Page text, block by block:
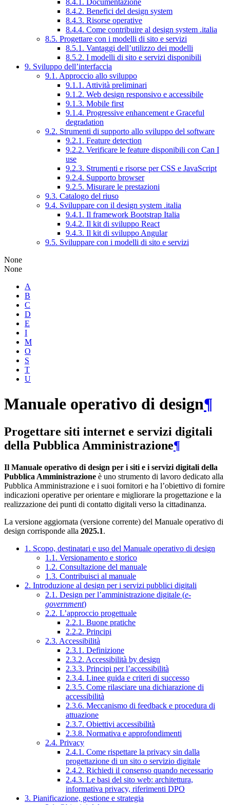
8.4.1. Documentazione
8.4.2. Benefici del design system
8.4.3. Risorse operative
8.4.4. Come contribuire al design system .italia
8.5. Progettare con i modelli di sito e servizi
8.5.1. Vantaggi dell’utilizzo dei modelli
8.5.2. I modelli di sito e servizi disponibili
9. Sviluppo dell’interfaccia
9.1. Approccio allo sviluppo
9.1.1. Attività preliminari
9.1.2. Web design responsivo e accessibile
9.1.3. Mobile first
9.1.4. Progressive enhancement e Graceful
degradation
9.2. Strumenti di supporto allo sviluppo del software
9.2.1. Feature detection
9.2.2. Verificare le feature disponibili con Can I
use
9.2.3. Strumenti e risorse per CSS e JavaScript
9.2.4. Supporto browser
9.2.5. Misurare le prestazioni
9.3. Catalogo del riuso
9.4. Sviluppare con il design system .italia
9.4.1. Il framework Bootstrap Italia
9.4.2. Il kit di sviluppo React
9.4.3. Il kit di sviluppo Angular
9.5. Sviluppare con i modelli di sito e servizi
None
None
A
B
C
D
E
I
M
O
S
T
U
Manuale operativo di design¶
Progettare siti internet e servizi digitali
della Pubblica Amministrazione¶
Il Manuale operativo di design per i siti e i servizi digitali della
Pubblica Amministrazione è uno strumento di lavoro dedicato alla
Pubblica Amministrazione e i suoi fornitori e ha l’obiettivo di fornire
indicazioni operative per orientare e migliorare la progettazione e la
realizzazione dei punti di contatto digitali verso la cittadinanza.
La versione aggiornata (versione corrente) del Manuale operativo di
design corrisponde alla 2025.1.
1. Scopo, destinatari e uso del Manuale operativo di design
1.1. Versionamento e storico
1.2. Consultazione del manuale
1.3. Contribuisci al manuale
2. Introduzione al design per i servizi pubblici digitali
2.1. Design per l’amministrazione digitale (e-
government)
2.2. L’approccio progettuale
2.2.1. Buone pratiche
2.2.2. Principi
2.3. Accessibilità
2.3.1. Definizione
2.3.2. Accessibilità by design
2.3.3. Principi per l’accessibilità
2.3.4. Linee guida e criteri di successo
2.3.5. Come rilasciare una dichiarazione di
accessibilità
2.3.6. Meccanismo di feedback e procedura di
attuazione
2.3.7. Obiettivi accessibilità
2.3.8. Normativa e approfondimenti
2.4. Privacy
2.4.1. Come rispettare la privacy sin dalla
progettazione di un sito o servizio digitale
2.4.2. Richiedi il consenso quando necessario
2.4.3. Le basi del sito web: architettura,
informativa privacy, riferimenti DPO
3. Pianificazione, gestione e strategia